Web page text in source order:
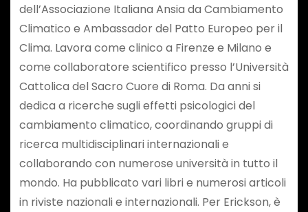
dell’Associazione Italiana Ansia da Cambiamento
Climatico e Ambassador del Patto Europeo per il
Clima. Lavora come clinico a Firenze e Milano e
come collaboratore scientifico presso l’Università
Cattolica del Sacro Cuore di Roma. Da anni si
dedica a ricerche sugli effetti psicologici del
cambiamento climatico, coordinando gruppi di
ricerca multidisciplinari internazionali e
collaborando con numerose università in tutto il
mondo. Ha pubblicato vari libri e numerosi articoli
in riviste nazionali e internazionali. Per Erickson, è